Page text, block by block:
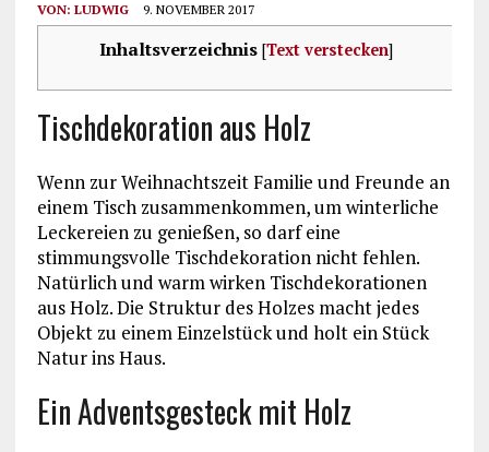
VON: LUDWIG 9. NOVEMBER 2017
Inhaltsverzeichnis [Text verstecken]
Tischdekoration aus Holz
Wenn zur Weihnachtszeit Familie und Freunde an
einem Tisch zusammenkommen, um winterliche
Leckereien zu genießen, so darf eine
stimmungsvolle Tischdekoration nicht fehlen.
Natürlich und warm wirken Tischdekorationen
aus Holz. Die Struktur des Holzes macht jedes
Objekt zu einem Einzelstück und holt ein Stück
Natur ins Haus.
Ein Adventsgesteck mit Holz